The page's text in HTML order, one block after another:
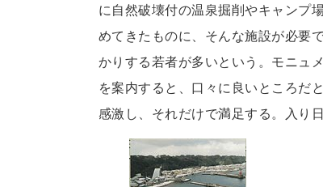
に自然破壊付の温泉掘削やキャンプ
めてきたものに、そんな施設が必要
かりする若者が多いという。モニュ
を案内すると、口々に良いところだ
感激し、それだけで満足する。入り